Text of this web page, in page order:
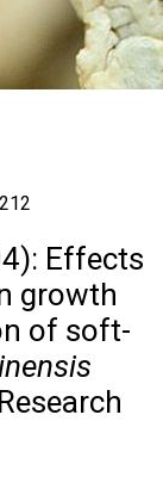
Effects
growth
of soft-